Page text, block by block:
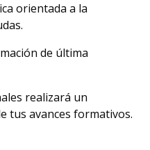
orientada a la
de última
realizará un
tus avances formativos.